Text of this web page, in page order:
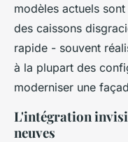
modèles actuels
des caissons
rapide - souvent
à la plupart des
moderniser une
L'intégration
neuves